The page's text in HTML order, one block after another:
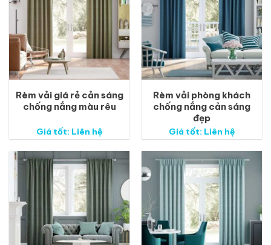
Rèm vải giá rẻ cản sáng
chống nắng màu rêu
Giá tốt: Liên hệ
Rèm vải phòng khách
chống nắng cản sáng
đẹp
Giá tốt: Liên hệ